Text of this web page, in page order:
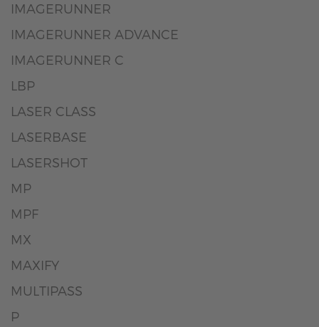
IMAGERUNNER
IMAGERUNNER ADVANCE
IMAGERUNNER C
LBP
LASER CLASS
LASERBASE
LASERSHOT
MP
MPF
MX
MAXIFY
MULTIPASS
P